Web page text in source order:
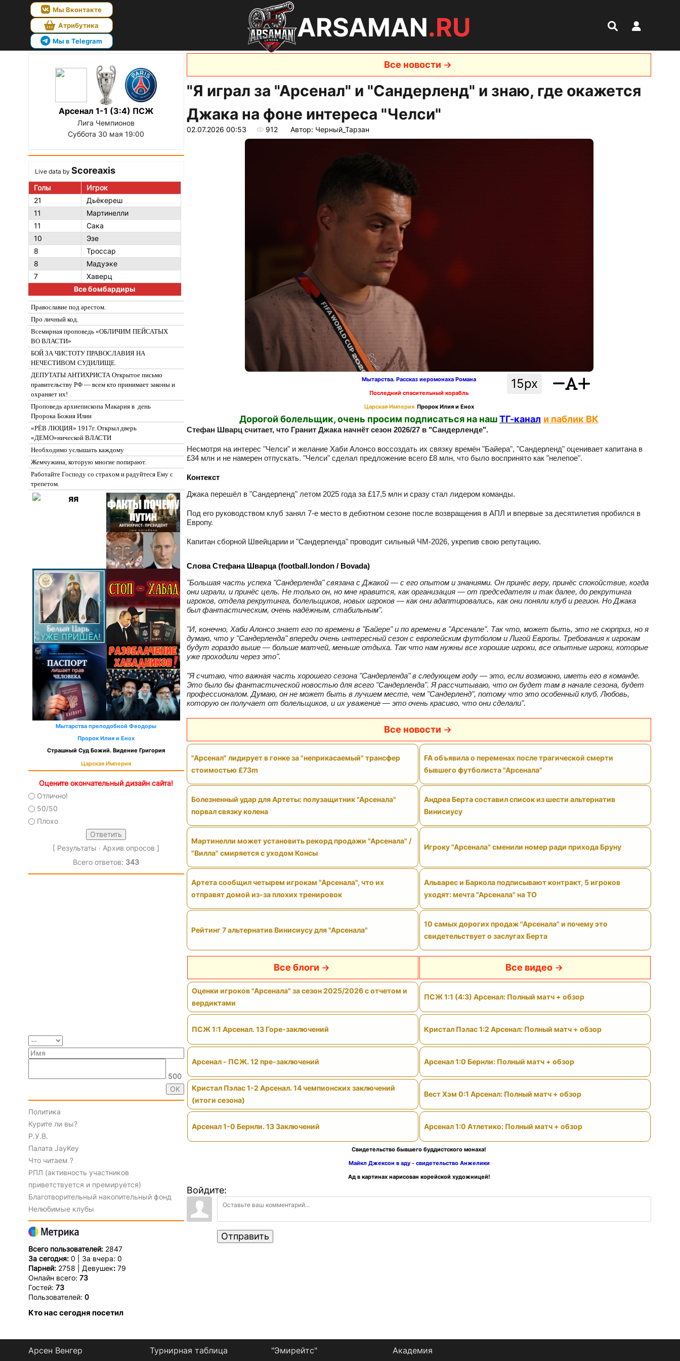
Мы Вконтакте
Атрибутика
Мы в Telegram
ARSAMAN.RU
Арсенал 1-1 (3:4) ПСЖ
Лига Чемпионов
Суббота 30 мая 19:00
Live data by Scoreaxis
Голы
Игрок
21
Дьёкереш
11
Мартинелли
11
Сака
10
Эзе
8
Троссар
8
Мадуэке
7
Хаверц
Все бомбардиры
Православие под арестом.
Про личный код.
Всемирная проповедь «ОБЛИЧИМ ПЕЙСАТЫХ
ВО ВЛАСТИ»
БОЙ ЗА ЧИСТОТУ ПРАВОСЛАВИЯ НА
НЕЧЕСТИВОМ СУДИЛИЩЕ.
ДЕПУТАТЫ АНТИХРИСТА Открытое письмо
правительству РФ — всем кто принимает законы и
охраняет их!
Проповедь архиепископа Макария в день
Пророка Божия Илии
«РЁВ ЛЮЦИЯ» 1917г. Открыл дверь
«ДЕМО»нической ВЛАСТИ
Необходимо услышать каждому
Жемчужина, которую многие попирают.
Работайте Господу со страхом и радуйтеся Ему с
трепетом.
Мытарства преподобной Феодоры
Пророк Илия и Енох
Страшный Суд Божий. Видение Григория
Царская Империя
Оцените окончательный дизайн сайта!
Отлично!
50/50
Плохо
[ Результаты · Архив опросов ]
Всего ответов: 343
500
Политика
Курите ли вы?
Р.У.В.
Палата JayKey
Что читаем ?
РПЛ (активность участников
приветствуется и премируется)
Благотворительный накопительный фонд
Нелюбимые клубы
Всего пользователей: 2847
За сегодня: 0 | За вчера: 0
Парней: 2758 | Девушек:79
Онлайн всего: 73
Гостей: 73
Пользователей: 0
Кто нас сегодня посетил
Все новости
"Я играл за "Арсенал" и "Сандерленд" и знаю, где окажется
Джака на фоне интереса "Челси"
02.07.2026 00:53 912 Автор: Черный_Тарзан
15px
Мытарства. Рассказ иеромонаха Романа
Последний спасительный корабль
Царская Империя Пророк Илия и Енох
Дорогой болельщик, очень просим подписаться на нашТГ-канал и паблик ВК
Стефан Шварц считает, что Гранит Джака начнёт сезон 2026/27 в "Сандерленде".
Несмотря на интерес "Челси" и желание Хаби Алонсо воссоздать их связку времён "Байера", "Сандерленд" оценивает капитана в
£34 млн и не намерен отпускать. "Челси" сделал предложение всего £8 млн, что было воспринято как "нелепое".
Контекст
Джака перешёл в "Сандерленд" летом 2025 года за £17,5 млн и сразу стал лидером команды.
Под его руководством клуб занял 7‑е место в дебютном сезоне после возвращения в АПЛ и впервые за десятилетия пробился в
Европу.
Капитан сборной Швейцарии и "Сандерленда" проводит сильный ЧМ‑2026, укрепив свою репутацию.
Слова Стефана Шварца (football.london / Bovada)
"Большая часть успеха "Сандерленда" связана с Джакой — с его опытом и знаниями. Он принёс веру, принёс спокойствие, когда
они играли, и принёс цель. Не только он, но мне нравится, как организация — от председателя и так далее, до рекрутинга
игроков, отдела рекрутинга, болельщиков, новых игроков — как они адаптировались, как они поняли клуб и регион. Но Джака
был фантастическим, очень надёжным, стабильным".
"И, конечно, Хаби Алонсо знает его по времени в "Байере" и по времени в "Арсенале". Так что, может быть, это не сюрприз, но я
думаю, что у "Сандерленда" впереди очень интересный сезон с европейским футболом и Лигой Европы. Требования к игрокам
будут гораздо выше — больше матчей, меньше отдыха. Так что нам нужны все хорошие игроки, все опытные игроки, которые
уже проходили через это".
"Я считаю, что важная часть хорошего сезона "Сандерленда" в следующем году — это, если возможно, иметь его в команде.
Это было бы фантастической новостью для всего "Сандерленда". Я рассчитываю, что он будет там в начале сезона, будет
профессионалом. Думаю, он не может быть в лучшем месте, чем "Сандерленд", потому что это особенный клуб. Любовь,
которую он получает от болельщиков, и их уважение — это очень красиво, что они сделали".
Все новости
"Арсенал" лидирует в гонке за "неприкасаемый" трансфер
стоимостью £73m
FA объявила о переменах после трагической смерти
бывшего футболиста "Арсенала"
Болезненный удар для Артеты: полузащитник "Арсенала"
порвал связку колена
Андреа Берта составил список из шести альтернатив
Винисиусу
Мартинелли может установить рекорд продажи "Арсенала" /
"Вилла" смиряется с уходом Консы
Игроку "Арсенала" сменили номер ради прихода Бруну
Артета сообщил четырем игрокам "Арсенала", что их
отправят домой из-за плохих тренировок
Альварес и Баркола подписывают контракт, 5 игроков
уходят: мечта "Арсенала" на ТО
Рейтинг 7 альтернатив Винисиусу для "Арсенала"
10 самых дорогих продаж "Арсенала" и почему это
свидетельствует о заслугах Берта
Все блоги
Оценки игроков "Арсенала" за сезон 2025/2026 с отчетом и
вердиктами
ПСЖ 1:1 Арсенал. 13 Горе-заключений
Арсенал - ПСЖ. 12 пре-заключений
Кристал Пэлас 1-2 Арсенал. 14 чемпионских заключений
(итоги сезона)
Арсенал 1-0 Бернли. 13 Заключений
Все видео
ПСЖ 1:1 (4:3) Арсенал: Полный матч + обзор
Кристал Пэлас 1:2 Арсенал: Полный матч + обзор
Арсенал 1:0 Бернли: Полный матч + обзор
Вест Хэм 0:1 Арсенал: Полный матч + обзор
Арсенал 1:0 Атлетико: Полный матч + обзор
Свидетельство бывшего буддистского монаха!
Майкл Джексон в аду - свидетельство Анжелики
Ад в картинах нарисован корейской художницей!
Войдите:
Отправить
Арсен Венгер Турнирная таблица "Эмирейтс" Академия